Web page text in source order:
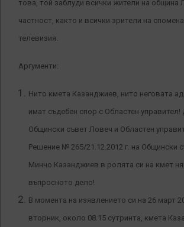
това, той заблуди всички жители на община
частност, както и всички зрители на
телевизия.
Аргументи:
Нито кмета Казанджиев, нито неговата
имат съдебен спор с Областен
Общински съвет Ловеч и Областен
Решение № 265/21.12.2012 г. на Общински
Минчо Казанджиев в ролята си на кмет
въпросното дело!
В момента на изявлението си на 26 март
вторник, около 08.15 сутринта, кмета